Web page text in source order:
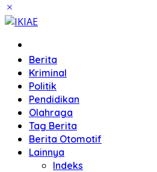
Berita
Kriminal
Politik
Pendidikan
Olahraga
Tag Berita
Berita Otomotif
Lainnya
Indeks